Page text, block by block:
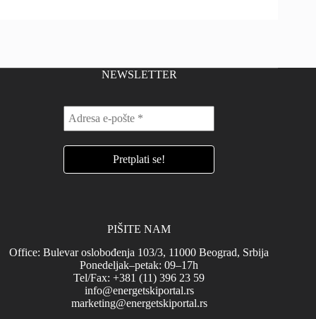
NEWSLETTER
PIŠITE NAM
Office: Bulevar oslobođenja 103/3, 11000 Beograd, Srbija
Ponedeljak–petak: 09–17h
Tel/Fax: +381 (11) 396 23 59
info@energetskiportal.rs
marketing@energetskiportal.rs